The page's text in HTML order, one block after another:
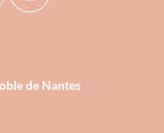
de Nantes